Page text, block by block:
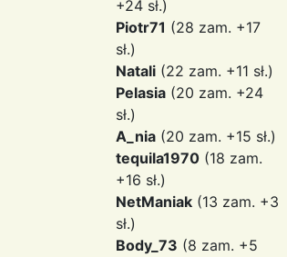
+24 sł.)
Piotr71 (28 zam. +17
sł.)
Natali (22 zam. +11 sł.)
Pelasia (20 zam. +24
sł.)
A_nia (20 zam. +15 sł.)
tequila1970 (18 zam.
+16 sł.)
NetManiak (13 zam. +3
sł.)
Body_73 (8 zam. +5